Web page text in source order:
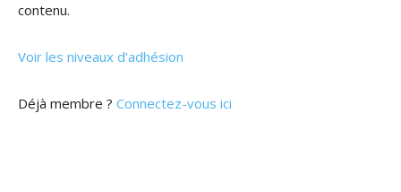
contenu.
Voir les niveaux d’adhésion
Déjà membre ? Connectez-vous ici